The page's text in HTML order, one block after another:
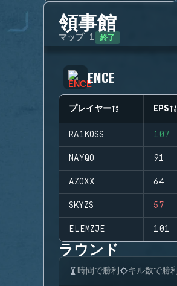
領事館
マップ 1 終了
ENCE
プレイヤー EPS
RA1KOSS 107
NAYQO 91
AZOXX 64
SKYZS 57
ELEMZJE 101
ラウンド
時間で勝利 キル数で勝利